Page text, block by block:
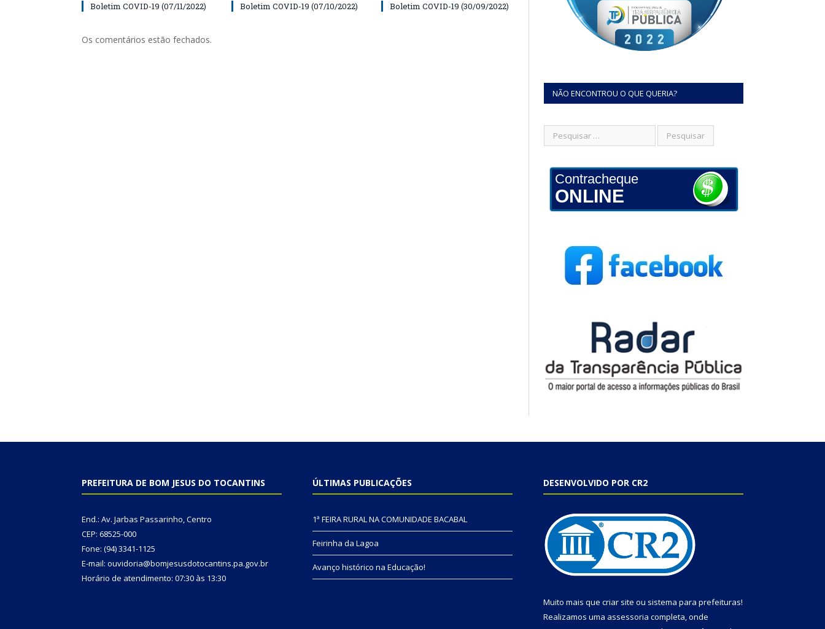
Boletim COVID-19 (07/11/2022) Boletim COVID-19 (07/10/2022) Boletim COVID-19 (30/09/2022)
Os comentários estão fechados.
NÃO ENCONTROU O QUE QUERIA?
Contracheque
ONLINE
PREFEITURA DE BOM JESUS DO TOCANTINS
End.: Av. Jarbas Passarinho, Centro
CEP: 68525-000
Fone: (94) 3341-1125
E-mail: ouvidoria@bomjesusdotocantins.pa.gov.br
Horário de atendimento: 07:30 às 13:30
ÚLTIMAS PUBLICAÇÕES
1ª FEIRA RURAL NA COMUNIDADE BACABAL
Feirinha da Lagoa
Avanço histórico na Educação!
DESENVOLVIDO POR CR2
Muito mais que criar site ou sistema para prefeituras!
Realizamos uma assessoria completa, onde